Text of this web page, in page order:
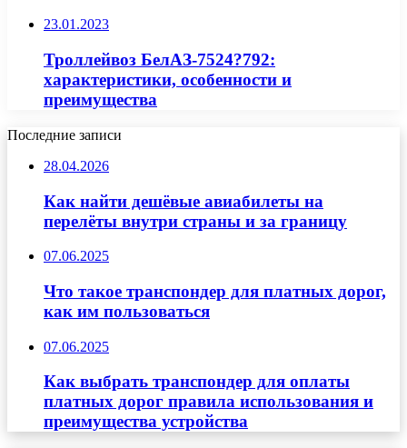
23.01.2023
Троллейвоз БелАЗ-7524?792:
характеристики, особенности и
преимущества
Последние записи
28.04.2026
Как найти дешёвые авиабилеты на
перелёты внутри страны и за границу
07.06.2025
Что такое транспондер для платных дорог,
как им пользоваться
07.06.2025
Как выбрать транспондер для оплаты
платных дорог правила использования и
преимущества устройства